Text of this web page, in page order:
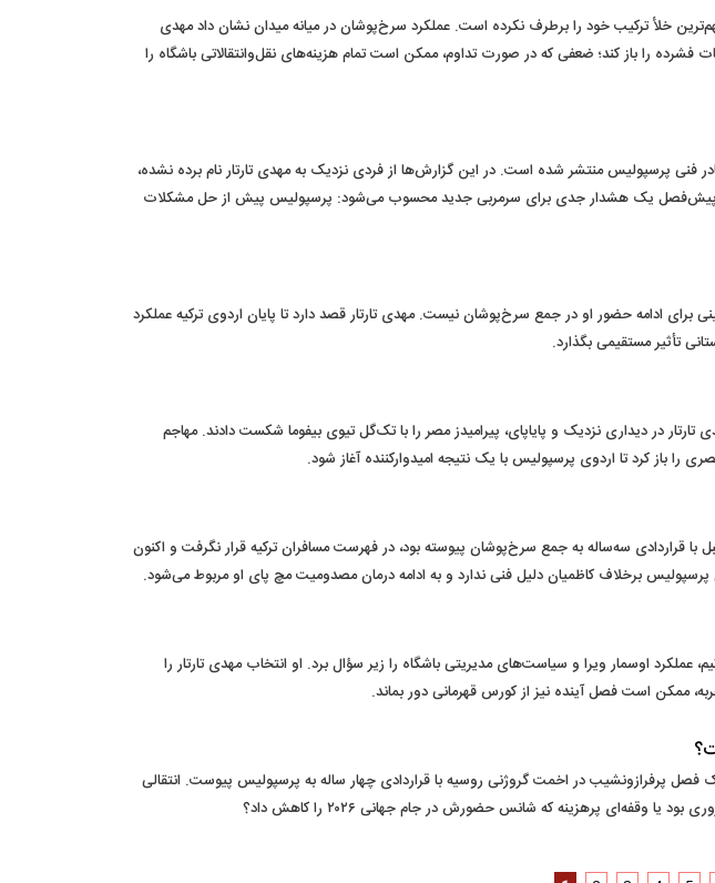
خلأ ترکیب خود را برطرف نکرده است. عملکرد سرخ‌پوشان در میانه میدان نشان داد مهدی
مسابقات فشرده را باز کند؛ ضعفی که در صورت تداوم، ممکن است تمام هزینه‌های نقل‌وانتقالاتی باشگاه را
فنی پرسپولیس منتشر شده است. در این گزارش‌ها از فردی نزدیک به مهدی تارتار نام برده نشده،
پیش‌فصل یک هشدار جدی برای سرمربی جدید محسوب می‌شود: پرسپولیس پیش از حل مشکلات
گل هنوز تضمینی برای ادامه حضور او در جمع سرخ‌پوشان نیست. مهدی تارتار قصد دارد تا پایان اردوی ترکیه عملکرد
تأثیر مستقیمی بگذارد.
در دیداری نزدیک و پایاپای، پیرامیدز مصر را با تک‌گل تیوی بیفوما شکست دادند. مهاجم
قبل با قراردادی سه‌ساله به جمع سرخ‌پوشان پیوسته بود، در فهرست مسافران ترکیه قرار نگرفت و اکنون
برخلاف کاظمیان دلیل فنی ندارد و به ادامه درمان مصدومیت مچ پای او مربوط می‌شود.
اوسمار ویرا و سیاست‌های مدیریتی باشگاه را زیر سؤال برد. او انتخاب مهدی تارتار را
ممکن است فصل آینده نیز از کورس قهرمانی دور بماند.
پرفرازونشیب در اخمت گروژنی روسیه با قراردادی چهار ساله به پرسپولیس پیوست. انتقالی